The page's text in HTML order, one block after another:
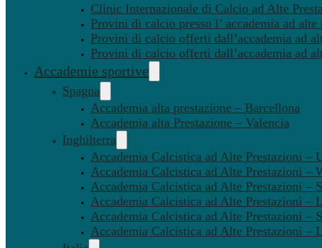
Clinic Internazionale di Calcio ad Alte
Provini di calcio presso l’ accademia ad
Provini di calcio offerti dall’accademia ad
Provini di calcio offerti dall’accademia ad
Accademie sportive
Spagna
Accademia alta prestazione – Barcellona
Accademia alta Prestazione – Valencia
Inghilterra
Accademia Calcistica ad Alte Prestazioni –
Accademia Calcistica ad Alte Prestazioni –
Accademia Calcistica ad Alte Prestazioni –
Accademia Calcistica ad Alte Prestazioni –
Accademia Calcistica ad Alte Prestazioni –
Accademia Calcistica ad Alte Prestazioni –